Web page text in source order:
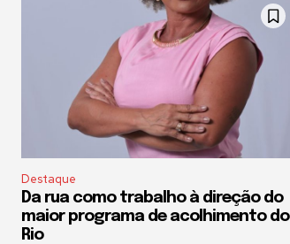
Destaque
Da rua como trabalho à direção do
maior programa de acolhimento do
Rio